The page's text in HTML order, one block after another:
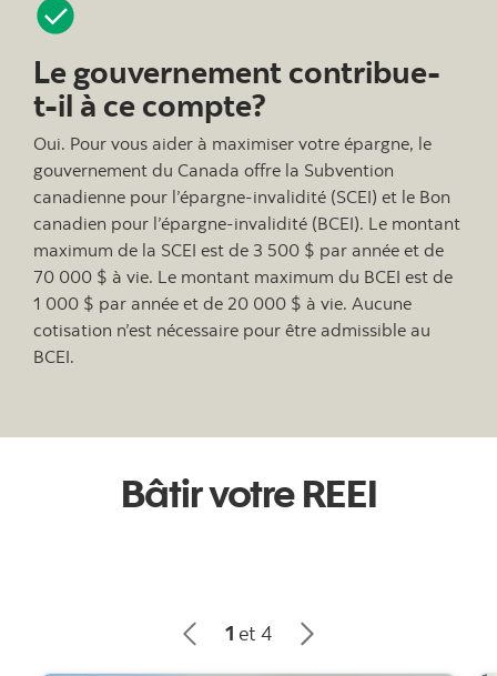
Le gouvernement contribue-
t-il à ce compte?
Oui. Pour vous aider à maximiser votre épargne, le
gouvernement du Canada offre la Subvention
canadienne pour l’épargne-invalidité (SCEI) et le Bon
canadien pour l’épargne-invalidité (BCEI). Le montant
maximum de la SCEI est de 3 500 $ par année et de
70 000 $ à vie. Le montant maximum du BCEI est de
1 000 $ par année et de 20 000 $ à vie. Aucune
cotisation n’est nécessaire pour être admissible au
BCEI.
Bâtir votre REEI
1 et 4